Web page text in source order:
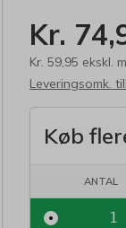
Kr.
Kr. 59,95 ekskl.
Leveringsomk.
Køb
ANTAL
1